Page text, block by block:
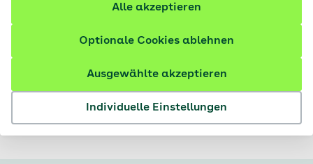
Individuelle Einstellungen
Ausgewählte akzeptieren
Optionale Cookies ablehnen
Alle akzeptieren
Für AOK-Mehrleistungen, wie zum Beispiel die
professionelle Zahnreinigung, senden Sie uns bitte
einfach die auf Ihren Namen ausgestellte Rechnung
per Post oder über unseren Onlineservice „Meine
AOK". Ein Antrag oder Anschreiben ist nicht
erforderlich.